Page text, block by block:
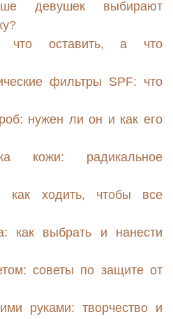
девушек выбирают
что оставить, а что
фильтры SPF: что
нужен ли он и как его
кожи: радикальное
как ходить, чтобы все
как выбрать и нанести
советы по защите от
руками: творчество и